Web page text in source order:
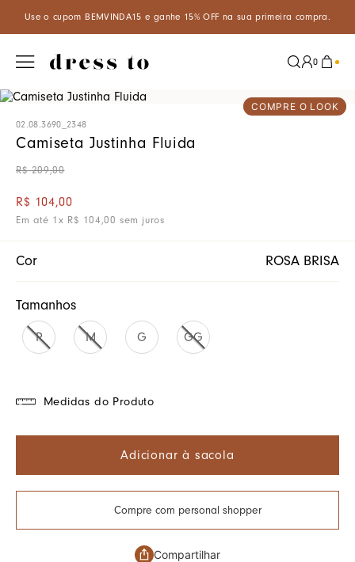
e ganhe 15% OFF na sua primeira compra. Aproveite um
0
COMPRE O LOOK
02.08.3690_2348
Camiseta Justinha Fluida
R$ 209,00
R$ 104,00
Em até 1 x R$ 104 ,00 sem juros
Cor ROSA BRISA
Tamanhos
P M G GG
Medidas do Produto
Adicionar à sacola
Compre com personal shopper
Compartilhar